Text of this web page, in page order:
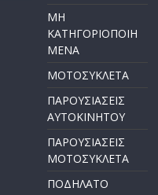
ΜΗ
ΚΑΤΗΓΟΡΙΟΠΟΙΗ
ΜΕΝΑ
ΜΟΤΟΣΥΚΛΕΤΑ
ΠΑΡΟΥΣΙΑΣΕΙΣ
ΑΥΤΟΚΙΝΗΤΟΥ
ΠΑΡΟΥΣΙΑΣΕΙΣ
ΜΟΤΟΣΥΚΛΕΤΑ
ΠΟΔΗΛΑΤΟ